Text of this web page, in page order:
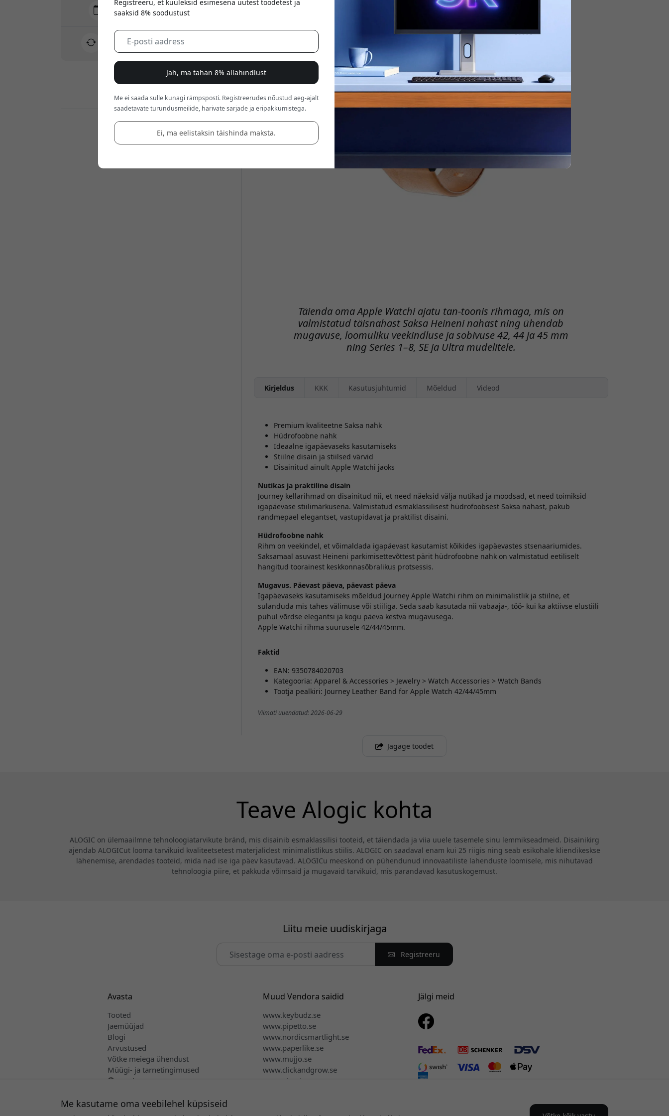
Täienda oma Apple Watchi ajatu tan-toonis rihmaga, mis on
valmistatud täisnahast Saksa Heineni nahast ning ühendab
mugavuse, loomuliku veekindluse ja sobivuse 42, 44 ja 45 mm
ning Series 1–8, SE ja Ultra mudelitele.
Kirjeldus KKK Kasutusjuhtumid Mõeldud Videod
Premium kvaliteetne Saksa nahk
Hüdrofoobne nahk
Ideaalne igapäevaseks kasutamiseks
Stiilne disain ja stiilsed värvid
Disainitud ainult Apple Watchi jaoks
Nutikas ja praktiline disain
Journey kellarihmad on disainitud nii, et need näeksid välja nutikad ja moodsad, et need toimiksid
igapäevase stiilimärkusena. Valmistatud esmaklassilisest hüdrofoobsest Saksa nahast, pakub
randmepael elegantset, vastupidavat ja praktilist disaini.
Hüdrofoobne nahk
Rihm on veekindel, et võimaldada igapäevast kasutamist kõikides igapäevastes stsenaariumides.
Saksamaal asuvast Heineni parkimisettevõttest pärit hüdrofoobne nahk on valmistatud eetiliselt
hangitud toorainest keskkonnasõbralikus protsessis.
Mugavus. Päevast päeva, päevast päeva
Igapäevaseks kasutamiseks mõeldud Journey Apple Watchi rihm on minimalistlik ja stiilne, et
sulanduda mis tahes välimuse või stiiliga. Seda saab kasutada nii vabaaja-, töö- kui ka aktiivse elustiili
puhul võrdse elegantsi ja kogu päeva kestva mugavusega.
Apple Watchi rihma suurusele 42/44/45mm.
Faktid
EAN: 9350784020703
Kategooria: Apparel & Accessories > Jewelry > Watch Accessories > Watch Bands
Tootja pealkiri: Journey Leather Band for Apple Watch 42/44/45mm
Viimati uuendatud: 2026-06-29
Tarne 10-12 august
Kiire ja jälgitav tarne
30-päevane tagastusõigus
Lihtne tagastus - ilma vaevata
Jagage toodet
Teave Alogic kohta
ALOGIC on ülemaailmne tehnoloogiatarvikute bränd, mis disainib esmaklassilisi tooteid, et täiendada ja viia uuele tasemele sinu lemmikseadmeid. Disainikirg
ajendab ALOGICut looma tarvikuid kvaliteetsetest materjalidest minimalistlikus stiilis. ALOGIC on saadaval enam kui 25 riigis ning seab esikohale kliendikeskse
lähenemise, arendades tooteid, mida nad ise iga päev kasutavad. ALOGICu meeskond on pühendunud innovaatiliste lahenduste loomisele, mis nihutavad
tehnoloogia piire, et pakkuda võimsaid ja mugavaid tarvikuid, mis parandavad kasutuskogemust.
Liitu meie uudiskirjaga
Registreeru
Avasta
Tooted
Jaemüüjad
Blogi
Arvustused
Võtke meiega ühendust
Müügi- ja tarnetingimused
Eesti
Muud Vendora saidid
www.keybudz.se
www.pipetto.se
www.nordicsmartlight.se
www.paperlike.se
www.mujjo.se
www.clickandgrow.se
www.plaud.se
Jälgi meid
Me kasutame oma veebilehel küpsiseid
Registreeru, et kuuleksid esimesena uutest toodetest ja
saaksid 8% soodustust
Jah, ma tahan 8% allahindlust
Me ei saada sulle kunagi rämpsposti. Registreerudes nõustud aeg-ajalt
saadetavate turundusmeilide, harivate sarjade ja eripakkumistega.
Ei, ma eelistaksin täishinda maksta.